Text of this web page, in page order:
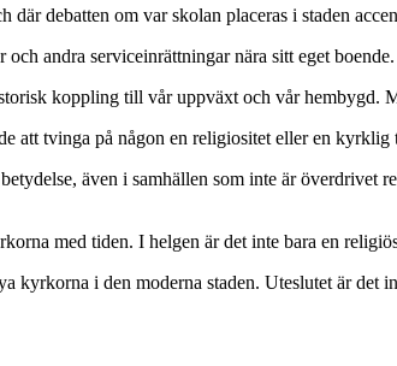
debatten om var skolan placeras i staden
andra serviceinrättningar nära sitt eget
koppling till vår uppväxt och vår hembygd.
att tvinga på någon en religiositet eller en
även i samhällen som inte är
med tiden. I helgen är det inte bara en
kyrkorna i den moderna staden. Uteslutet är det